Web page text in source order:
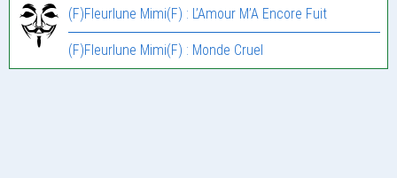
(F)Fleurlune Mimi(F) : L’Amour M’A Encore Fuit
(F)Fleurlune Mimi(F) : Monde Cruel